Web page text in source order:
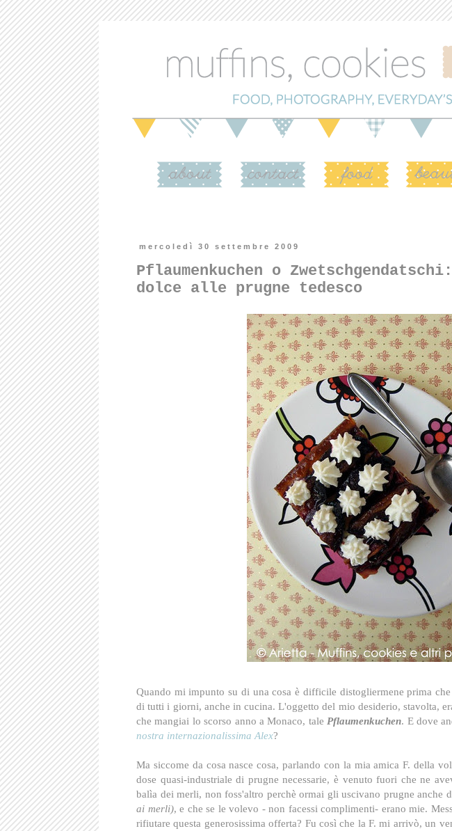
mercoledì 30 settembre 2009
Pflaumenkuchen o
dolce alle prugne tedesco
Quando mi impunto su di una cosa è difficile distogliermene prima
di tutti i giorni, anche in cucina. L'oggetto del mio desiderio, stavolta,
che mangiai lo scorso anno a Monaco, tale Pflaumenkuchen. E dove
nostra internazionalissima Alex?
Ma siccome da cosa nasce cosa, parlando con la mia amica F. della
dose quasi-industriale di prugne necessarie, è venuto fuori che ne
balìa dei merli, non foss'altro perchè ormai gli uscivano prugne anche
ai merli), e che se le volevo - non facessi complimenti- erano mie.
rifiutare questa generosissima offerta? Fu così che la F. mi arrivò, un